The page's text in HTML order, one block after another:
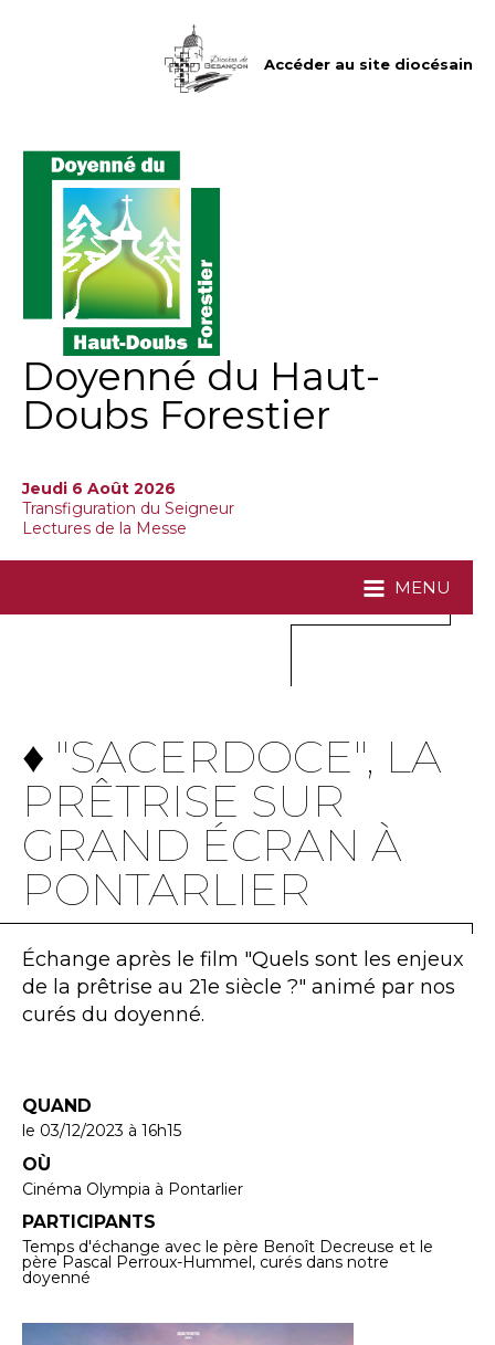
Accéder au site diocésain
Doyenné du Haut-
Doubs Forestier
Jeudi 6 Août 2026
Transfiguration du Seigneur
Lectures de la Messe
MENU
♦ "SACERDOCE", LA
PRÊTRISE SUR
GRAND ÉCRAN À
PONTARLIER
Échange après le film "Quels sont les enjeux
de la prêtrise au 21e siècle ?" animé par nos
curés du doyenné.
QUAND
le 03/12/2023 à 16h15
OÙ
Cinéma Olympia à Pontarlier
PARTICIPANTS
Temps d'échange avec le père Benoît Decreuse et le
père Pascal Perroux-Hummel, curés dans notre
doyenné